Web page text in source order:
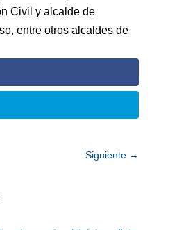
Civil y alcalde de
entre otros alcaldes de
Siguiente →